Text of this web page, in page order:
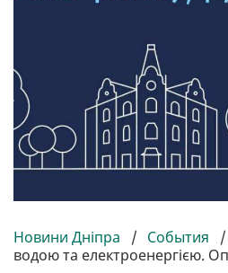
Новини Дніпра / События /
водою та електроенергією.